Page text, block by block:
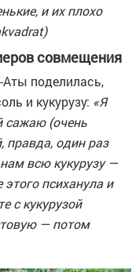
и их плохо
совмещения
поделилась,
и кукурузу: «Я
сажаю (очень
правда, один раз
всю кукурузу —
психанула и
с кукурузой
— потом